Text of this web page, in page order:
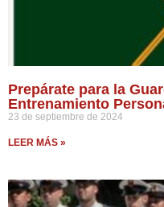
Prepárate para la
Entrenamiento
23 de septiembre de 2024
LEER MÁS »